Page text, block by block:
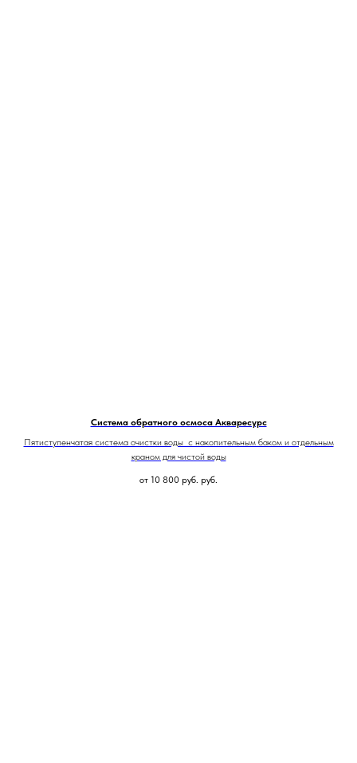
Система обратного осмоса Акваресурс
Пятиступенчатая система очистки воды с накопительным баком и отдельным
краном для чистой воды
от 10 800 руб. руб.